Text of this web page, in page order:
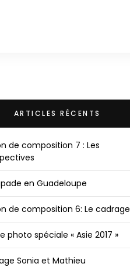
ARTICLES RÉCENTS
de composition 7 : Les
en Guadeloupe
de composition 6: Le cadrage
photo spéciale « Asie 2017 »
Sonia et Mathieu